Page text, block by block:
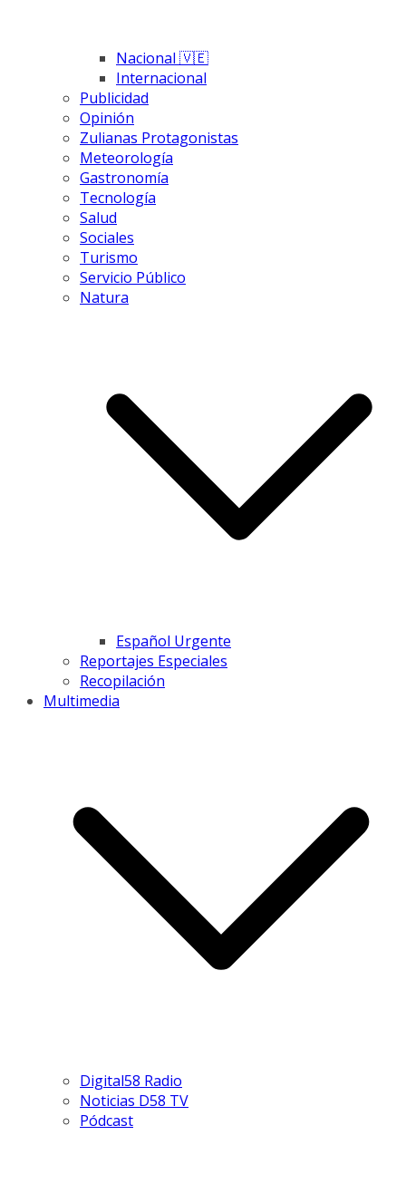
Nacional 🇻🇪
Internacional
Publicidad
Opinión
Zulianas Protagonistas
Meteorología
Gastronomía
Tecnología
Salud
Sociales
Turismo
Servicio Público
Natura
Español Urgente
Reportajes Especiales
Recopilación
Multimedia
Digital58 Radio
Noticias D58 TV
Pódcast